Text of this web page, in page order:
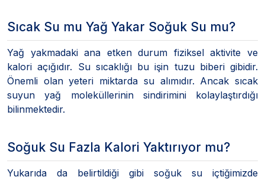
Sıcak Su mu Yağ Yakar Soğuk Su mu?
Yağ yakmadaki ana etken durum fiziksel aktivite ve
kalori açığıdır. Su sıcaklığı bu işin tuzu biberi gibidir.
Önemli olan yeteri miktarda su alımıdır. Ancak sıcak
suyun yağ moleküllerinin sindirimini kolaylaştırdığı
bilinmektedir.
Soğuk Su Fazla Kalori Yaktırıyor mu?
Yukarıda da belirtildiği gibi soğuk su içtiğimizde